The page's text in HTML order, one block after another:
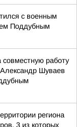
с военным
Поддубным
работу
Шуваев
региона
3 из которых